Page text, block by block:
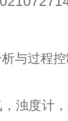
与过程
浊度计